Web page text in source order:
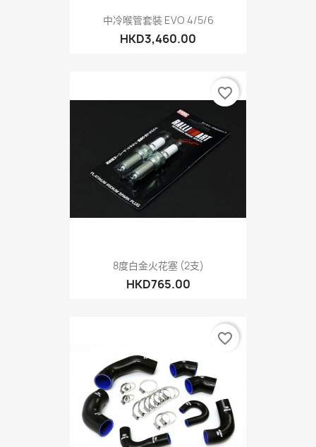
中冷喉管套裝 EVO 4/5/6
HKD3,460.00
8度白金火花塞 (2支)
HKD765.00
favorite_border
favorite_border